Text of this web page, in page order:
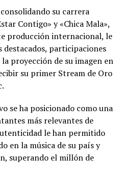
su carrera
Contigo» y «Chica Mala»,
producción internacional, le
participaciones
proyección de su imagen en
su primer Stream de Oro
se ha posicionado como una
más relevantes de
le han permitido
en la música de su país y
superando el millón de